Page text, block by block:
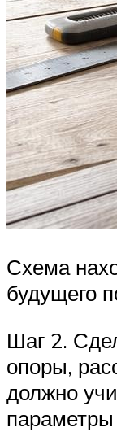
Схема
будущего
Шаг 2.
опоры,
должно